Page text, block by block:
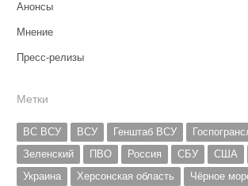
Анонсы
Мнение
Пресс-релизы
Метки
ВС ВСУ ВСУ Генштаб ВСУ
Зеленский
ПВО Россия СБУ США
Украина
Херсонская область
Чёрное